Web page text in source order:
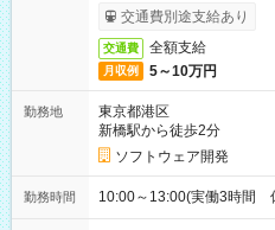
交通費別途支給あり
交通費 全額支給
月収例 5～10万円
勤務地
東京都港区
新橋駅から徒歩2分
ソフトウェア開発
勤務時間 10:00～13:00(実働3時間